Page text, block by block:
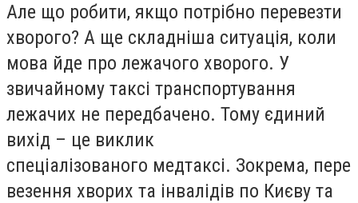
Але що робити, якщо потрібно перевезти
хворого? А ще складніша ситуація, коли
мова йде про лежачого хворого. У
звичайному таксі транспортування
лежачих не передбачено. Тому єдиний
вихід – це виклик
спеціалізованого медтаксі. Зокрема, пере
везення хворих та інвалідів по Києву та